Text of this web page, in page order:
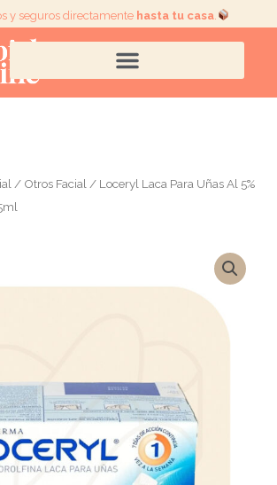
y seguros directamente hasta tu casa.
/ Otros Facial/ Loceryl Laca Para Uñas Al 5%